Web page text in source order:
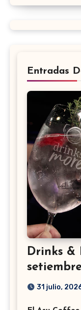
Entradas
Drinks &
31 julio,